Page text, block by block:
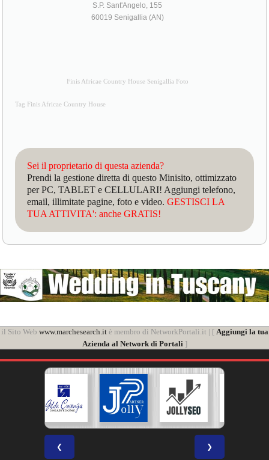
S.P. Sant'Angelo, 155
60019 Senigallia (AN)
Finis Africae Country House Senigallia Foto
Tag Finis Africae Country House
Sei il proprietario di questa azienda?
Prendi la gestione diretta di questo Minisito, ottimizzato
per PC, TABLET e CELLULARI! Aggiungi telefono,
email, illimitate pagine, foto e video.GESTISCI LA
TUA ATTIVITA': anche GRATIS!
il Sito Web www.marchesearch.itè membro di NetworkPortali.it | [ Aggiungi la tua
Azienda al Network di Portali]
❮ ❯